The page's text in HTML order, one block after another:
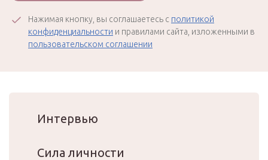
Нажимая кнопку, вы соглашаетесь с политикой
конфиденциальности и правилами сайта, изложенными в
пользовательском соглашении
Интервью
Сила личности